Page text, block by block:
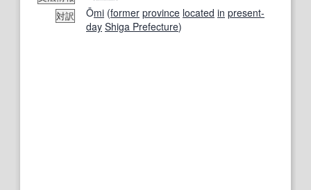
対訳 Ōmi (former province located in present-
day Shiga Prefecture)